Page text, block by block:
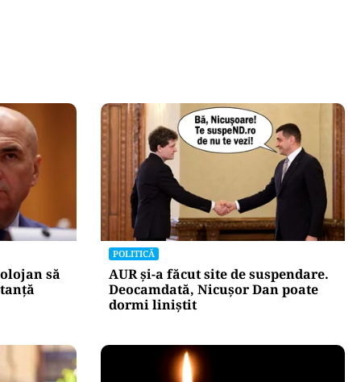
să
POLITICĂ
AUR și-a făcut site de suspendare.
Deocamdată, Nicușor Dan poate
dormi liniștit